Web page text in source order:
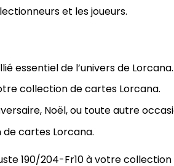
et les joueurs.
essentiel de l’univers de Lorcana.
collection de cartes Lorcana.
Noël, ou toute autre
cartes Lorcana.
190/204-Fr10 à votre